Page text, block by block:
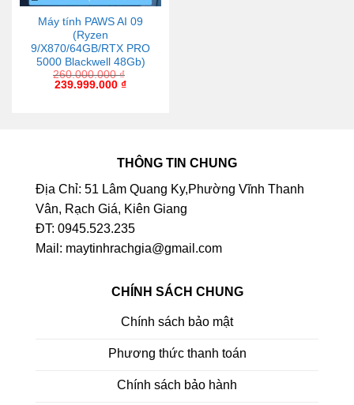
Máy tính PAWS AI 09
(Ryzen
9/X870/64GB/RTX PRO
5000 Blackwell 48Gb)
260.000.000₫
239.999.000 ₫
THÔNG TIN CHUNG
Địa Chỉ: 51 Lâm Quang Ky,Phường Vĩnh Thanh
Vân, Rạch Giá, Kiên Giang
ĐT: 0945.523.235
Mail: maytinhrachgia@gmail.com
CHÍNH SÁCH CHUNG
Chính sách bảo mật
Phương thức thanh toán
Chính sách bảo hành